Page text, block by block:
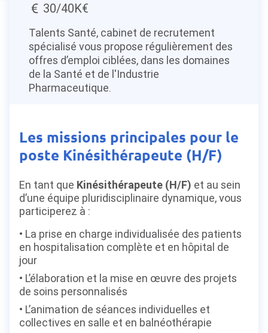
30/40K€
Talents Santé, cabinet de recrutement
spécialisé vous propose régulièrement des
offres d’emploi ciblées, dans les domaines
de la Santé et de l'Industrie
Pharmaceutique.
Les missions principales pour le
poste Kinésithérapeute (H/F)
En tant que Kinésithérapeute (H/F) et au sein
d’une équipe pluridisciplinaire dynamique, vous
participerez à :
La prise en charge individualisée des patients
en hospitalisation complète et en hôpital de
jour
L’élaboration et la mise en œuvre des projets
de soins personnalisés
L’animation de séances individuelles et
collectives en salle et en balnéothérapie